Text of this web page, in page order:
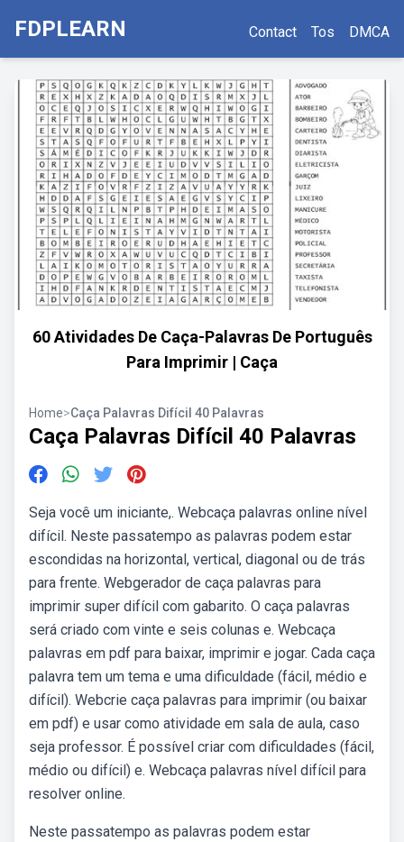
FDPLEARN Contact Tos DMCA
60 Atividades De Caça-Palavras De Português
Para Imprimir | Caça
Home>Caça Palavras Difícil 40 Palavras
Caça Palavras Difícil 40 Palavras
Seja você um iniciante,. Webcaça palavras online nível
difícil. Neste passatempo as palavras podem estar
escondidas na horizontal, vertical, diagonal ou de trás
para frente. Webgerador de caça palavras para
imprimir super difícil com gabarito. O caça palavras
será criado com vinte e seis colunas e. Webcaça
palavras em pdf para baixar, imprimir e jogar. Cada caça
palavra tem um tema e uma dificuldade (fácil, médio e
difícil). Webcrie caça palavras para imprimir (ou baixar
em pdf) e usar como atividade em sala de aula, caso
seja professor. É possível criar com dificuldades (fácil,
médio ou difícil) e. Webcaça palavras nível difícil para
resolver online.
Neste passatempo as palavras podem estar